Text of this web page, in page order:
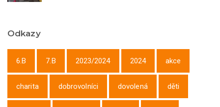
Odkazy
6.B 7.B 2023/2024 2024 akce
charita dobrovolníci dovolená děti